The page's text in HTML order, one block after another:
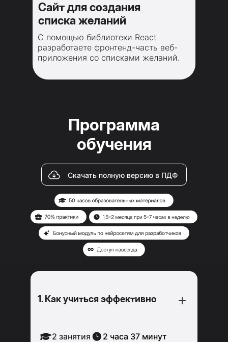
С помощью библиотеки React
разработаете фронтенд-часть веб-
приложения со списками желаний.
Сайт для создания
списка желаний
Скачать полную версию в ПДФ
Программа
обучения
1. Как учиться эффективно
2 занятия 2 часа 37 минут